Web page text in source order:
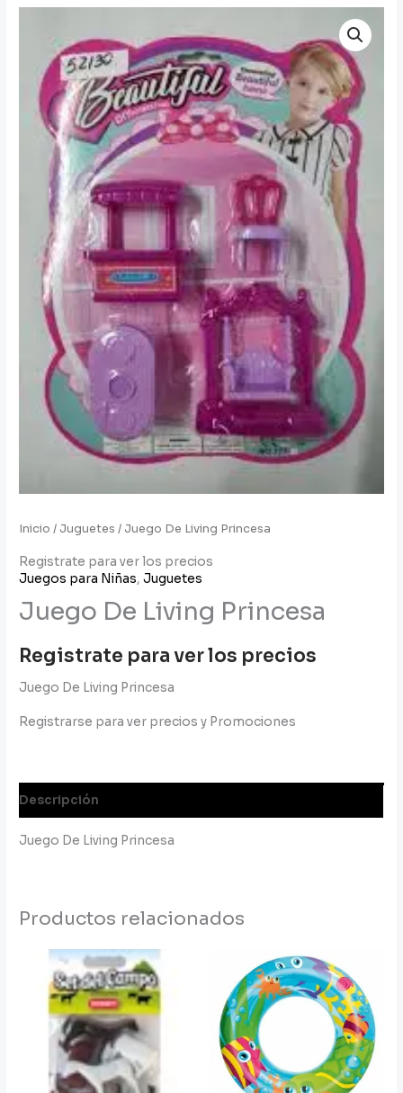
Inicio / Juguetes / Juego De Living Princesa
Registrate para ver los precios
Juegos para Niñas,Juguetes
Juego De Living Princesa
Registrate para ver los precios
Juego De Living Princesa
Registrarse para ver precios y Promociones
Descripción
Juego De Living Princesa
Productos relacionados